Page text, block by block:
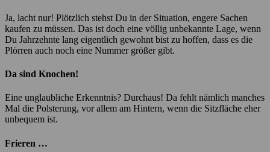
Ja, lacht nur! Plötzlich stehst Du in der Situation, engere Sachen
kaufen zu müssen. Das ist doch eine völlig unbekannte Lage, wenn
Du Jahrzehnte lang eigentlich gewohnt bist zu hoffen, dass es die
Plörren auch noch eine Nummer größer gibt.
Da sind Knochen!
Eine unglaubliche Erkenntnis? Durchaus! Da fehlt nämlich manches
Mal die Polsterung, vor allem am Hintern, wenn die Sitzfläche eher
unbequem ist.
Frieren …